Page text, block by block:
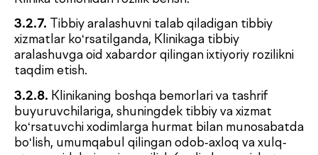
muvofiq, shifokorning roziligi va uning ish vaqti
mavjudligini hisobga olgan holda, Ijrochi tarkibidan
davolovchi shifokorni tanlash.
3.4.3.Profilaktika, diagnostika, davolash va boshqa
sharoitlarda olish.
3.4.4.Shifokor-mutaxassislar konsultatsiyalarini
olish, jumladan Bemorning iltimosiga binoan
shifokorlar konsiliumini o‘tkazish.